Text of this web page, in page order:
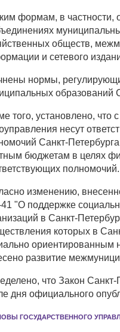
формам, в частности,
обществ,
и сетевого
нормы,
образований
того, установлено, что
несут
Санкт-
бюджетам в целях
полномочий.
изменению,
"О поддержке
в Санкт-
которых в
ориентированным
развитие
что Закон Санкт-
дня официального
ГОСУДАРСТВЕННОГО